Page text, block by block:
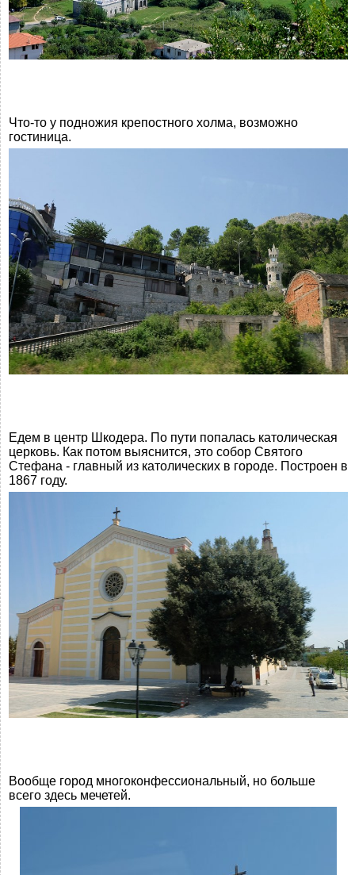
Что-то у подножия крепостного холма, возможно
гостиница.
Едем в центр Шкодера. По пути попалась католическая
церковь. Как потом выяснится, это собор Святого
Стефана - главный из католических в городе. Построен в
1867 году.
Вообще город многоконфессиональный, но больше
всего здесь мечетей.